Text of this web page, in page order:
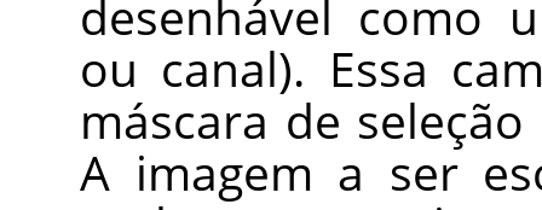
desenhável como
ou canal). Essa
máscara de
A imagem a ser